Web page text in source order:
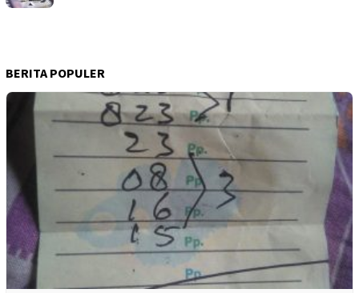
BERITA POPULER